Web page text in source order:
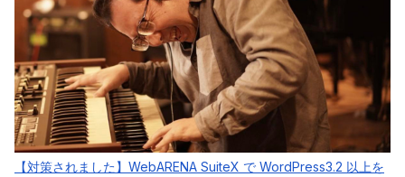
【対策されました】WebARENA SuiteX で WordPress3.2 以上を